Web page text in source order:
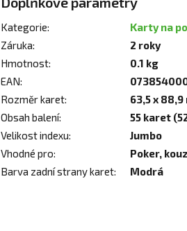
Kategorie:
Karty na
Záruka:
2 roky
Hmotnost:
0.1 kg
EAN:
Rozměr karet:
63,5 x 88,9
Obsah balení:
55 karet
Velikost indexu:
Jumbo
Vhodné pro:
Poker,
Barva zadní strany karet: Modrá